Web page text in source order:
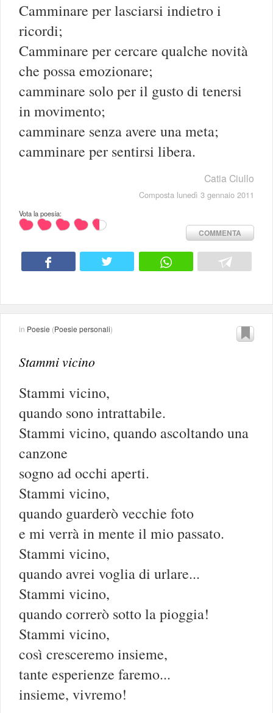
Camminare per lasciarsi indietro i
ricordi;
Camminare per cercare qualche novità
che possa emozionare;
camminare solo per il gusto di tenersi
in movimento;
camminare senza avere una meta;
camminare per sentirsi libera.
Catia Ciullo
Composta lunedì 3 gennaio 2011
Vota la poesia:
COMMENTA
in Poesie (Poesie personali)
Stammi vicino
Stammi vicino,
quando sono intrattabile.
Stammi vicino, quando ascoltando una
canzone
sogno ad occhi aperti.
Stammi vicino,
quando guarderò vecchie foto
e mi verrà in mente il mio passato.
Stammi vicino,
quando avrei voglia di urlare...
Stammi vicino,
quando correrò sotto la pioggia!
Stammi vicino,
così cresceremo insieme,
tante esperienze faremo...
insieme, vivremo!